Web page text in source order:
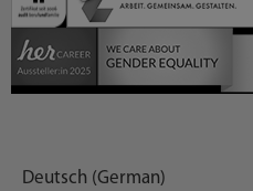
Deutsch (German)